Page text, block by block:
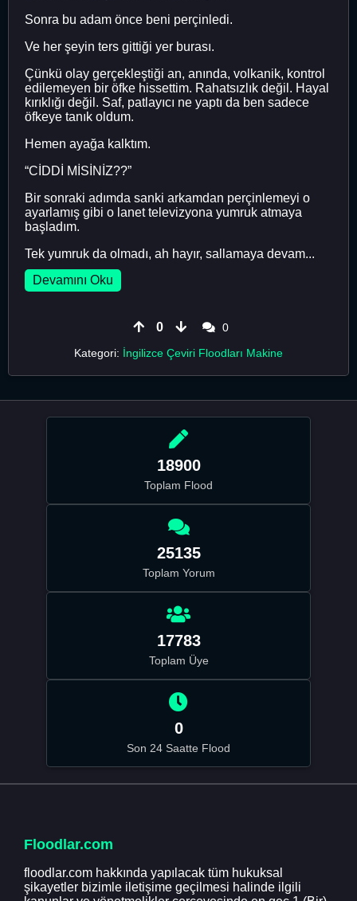
Sonra bu adam önce beni perçinledi.
Ve her şeyin ters gittiği yer burası.
Çünkü olay gerçekleştiği an, anında, volkanik, kontrol
edilemeyen bir öfke hissettim. Rahatsızlık değil. Hayal
kırıklığı değil. Saf, patlayıcı ne yaptı da ben sadece
öfkeye tanık oldum.
Hemen ayağa kalktım.
“CİDDİ MİSİNİZ??”
Bir sonraki adımda sanki arkamdan perçinlemeyi o
ayarlamış gibi o lanet televizyona yumruk atmaya
başladım.
Tek yumruk da olmadı, ah hayır, sallamaya devam...
Devamını Oku
0
0
Kategori: İngilizce Çeviri Floodları Makine
18900
Toplam Flood
25135
Toplam Yorum
17783
Toplam Üye
0
Son 24 Saatte Flood
Floodlar.com
floodlar.com hakkında yapılacak tüm hukuksal
şikayetler bizimle iletişime geçilmesi halinde ilgili